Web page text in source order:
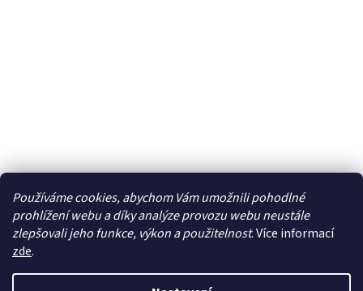
Používáme cookies, abychom Vám umožnili pohodlné
prohlížení webu a díky analýze provozu webu neustále
zlepšovali jeho funkce, výkon a použitelnost. Více informací
zde.